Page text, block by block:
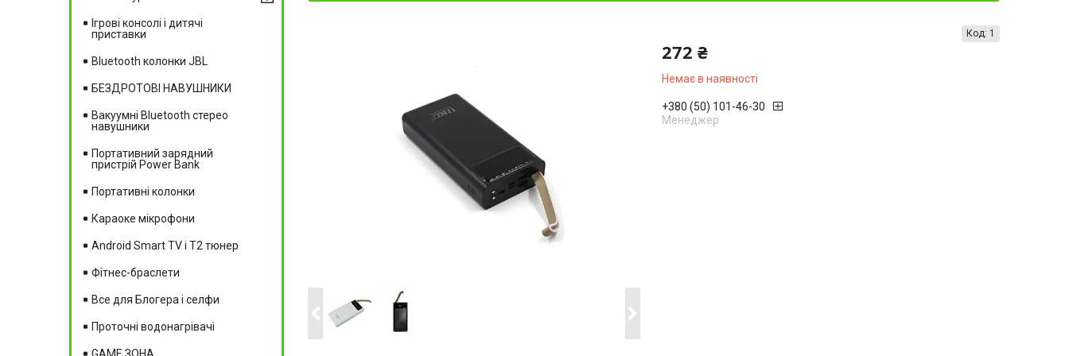
272 ₴
Немає в наявності
Код: 1
+380 (50) 101-46-30
Менеджер
Ігрові консолі і дитячі
приставки
Bluetooth колонки JBL
БЕЗДРОТОВІ НАВУШНИКИ
Вакуумні Вluetooth стерео
навушники
Портативний зарядний
пристрій Power Bank
Портативні колонки
Караоке мікрофони
Android Smart TV і T2 тюнер
Фітнес-браслети
Все для Блогера і селфи
Проточні водонагрівачі
GAME ЗОНА